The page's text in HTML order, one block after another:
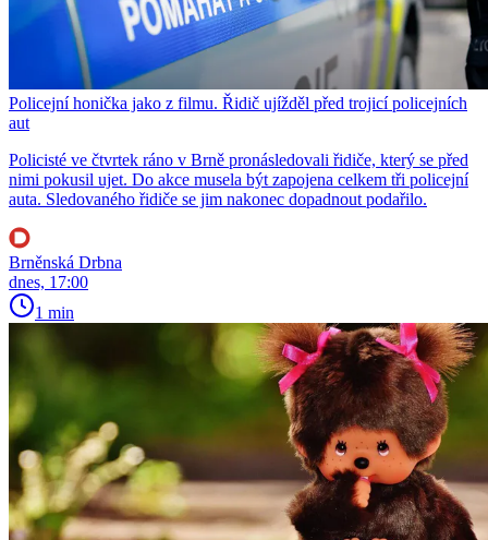
Policejní honička jako z filmu. Řidič ujížděl před trojicí policejních
aut
Policisté ve čtvrtek ráno v Brně pronásledovali řidiče, který se před
nimi pokusil ujet. Do akce musela být zapojena celkem tři policejní
auta. Sledovaného řidiče se jim nakonec dopadnout podařilo.
Brněnská Drbna
dnes, 17:00
1 min